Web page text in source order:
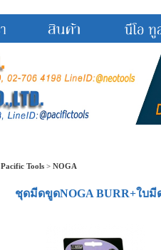
Pacific Tools > NOGA
ชุดมีดขูดNOGA BURR+ใบมี